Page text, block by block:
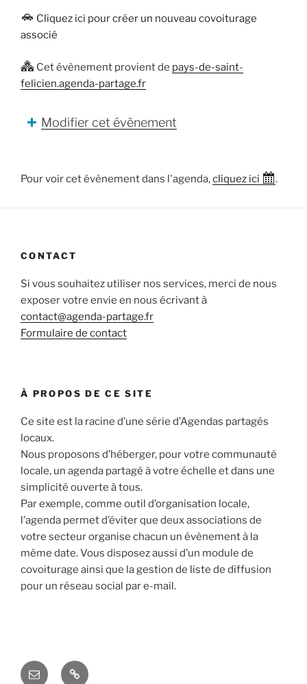
Cliquez ici pour créer un nouveau covoiturage
associé
Cet évènement provient de pays-de-saint-
felicien.agenda-partage.fr
Modifier cet évènement
Pour voir cet évènement dans l'agenda,cliquez ici .
CONTACT
Si vous souhaitez utiliser nos services, merci de nous
exposer votre envie en nous écrivant à
contact@agenda-partage.fr
Formulaire de contact
À PROPOS DE CE SITE
Ce site est la racine d’une série d’Agendas partagés
locaux.
Nous proposons d’héberger, pour votre communauté
locale, un agenda partagé à votre échelle et dans une
simplicité ouverte à tous.
Par exemple, comme outil d’organisation locale,
l’agenda permet d’éviter que deux associations de
votre secteur organise chacun un évènement à la
même date. Vous disposez aussi d’un module de
covoiturage ainsi que la gestion de liste de diffusion
pour un réseau social par e-mail.
E-
Agenda